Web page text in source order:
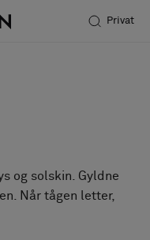
Privat
og solskin. Gyldne
Når tågen letter,